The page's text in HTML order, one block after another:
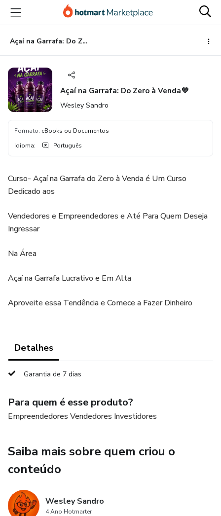
para
conteúdo
principal
para
pagamento
para
rodapé
Açaí na Garrafa: Do Zero à Venda💜
Açaí na Garrafa: Do Zero à Venda💜
Wesley Sandro
Formato: eBooks ou Documentos
Idioma: Português
Curso- Açaí na Garrafa do Zero à Venda é Um Curso
Dedicado aos
Vendedores e Empreendedores e Até Para Quem Deseja
Ingressar
Na Área
Açaí na Garrafa Lucrativo e Em Alta
Aproveite essa Tendência e Comece a Fazer Dinheiro
Detalhes
Garantia de 7 dias
Para quem é esse produto?
Empreendedores Vendedores Investidores
Saiba mais sobre quem criou o
conteúdo
Wesley Sandro
4 Ano Hotmarter